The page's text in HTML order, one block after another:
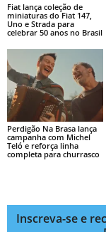
Fiat lança coleção de
miniaturas do Fiat 147,
Uno e Strada para
celebrar 50 anos no Brasil
Perdigão Na Brasa lança
campanha com Michel
Teló e reforça linha
completa para churrasco
Inscreva-se e